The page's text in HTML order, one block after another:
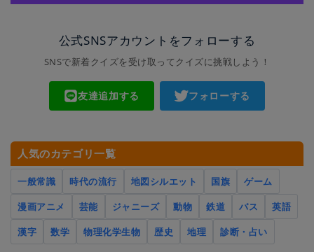
公式SNSアカウントをフォローする
SNSで新着クイズを受け取ってクイズに挑戦しよう！
友達追加する フォローする
人気のカテゴリ一覧
一般常識 時代の流行 地図シルエット 国旗
ゲーム
漫画アニメ
芸能 ジャニーズ 動物 鉄道 バス
英語
漢字
数学 物理化学生物 歴史 地理 診断・占い